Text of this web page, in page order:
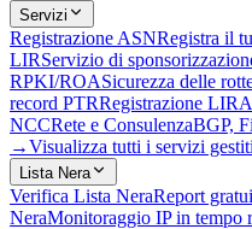
Servizi
Registrazione ASNRegistra il
LIRServizio di
RPKI/ROASicurezza delle
record PTRRegistrazione LIR
NCCRete e ConsulenzaBGP,
→Visualizza tutti i servizi gestiti
Lista Nera
Verifica Lista NeraReport
NeraMonitoraggio IP in tempo